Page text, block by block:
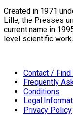
Created in 1971
Lille, the Presses
current name in
level scientific
Contact / Find
Frequently
Conditions
Legal
Privacy Policy